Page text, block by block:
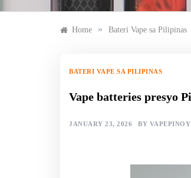
Home » Bateri Vape sa Pilipinas
BATERI VAPE SA PILIPINAS
Vape batteries presyo
JANUARY 23, 2026 BY VAPEPINOY